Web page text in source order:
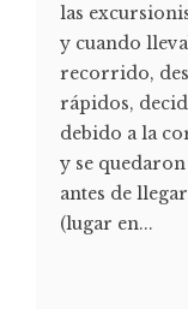
las
y cuando
recorrido,
rápidos,
debido a la
y se
antes de
(lugar en...